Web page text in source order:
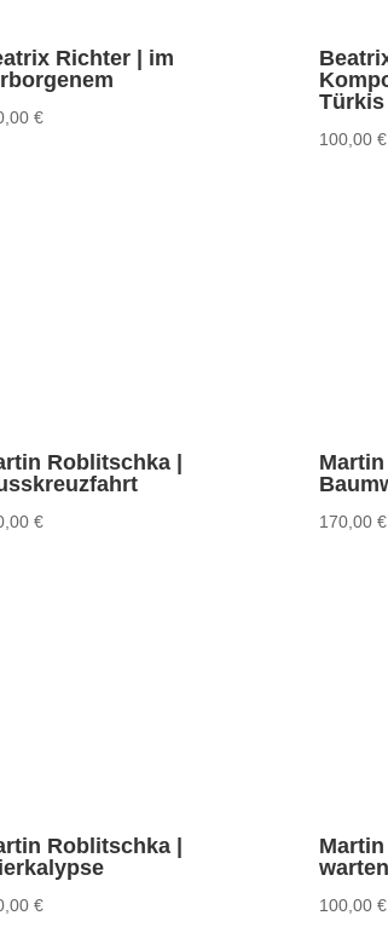
Richter | im
€
Türkis
100,00 €
Roblitschka |
€
Martin
170,00 €
Roblitschka |
€ 100,00 €